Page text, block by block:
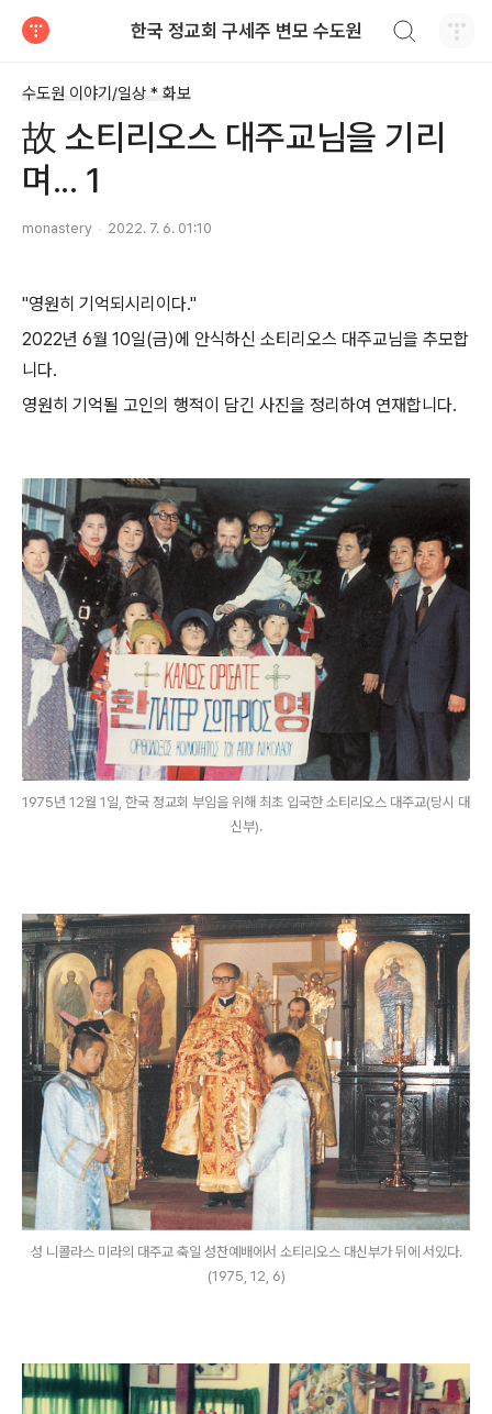
한국 정교회 구세주 변모 수도원
수도원 이야기/일상 * 화보
故 소티리오스 대주교님을 기리
며... 1
monastery 2022. 7. 6. 01:10
"영원히 기억되시리이다."
2022년 6월 10일(금)에 안식하신 소티리오스 대주교님을 추모합
니다.
영원히 기억될 고인의 행적이 담긴 사진을 정리하여 연재합니다.
1975년 12월 1일, 한국 정교회 부임을 위해 최초 입국한 소티리오스 대주교(당시 대
신부).
성 니콜라스 미라의 대주교 축일 성찬예배에서 소티리오스 대신부가 뒤에 서있다.
(1975, 12, 6)